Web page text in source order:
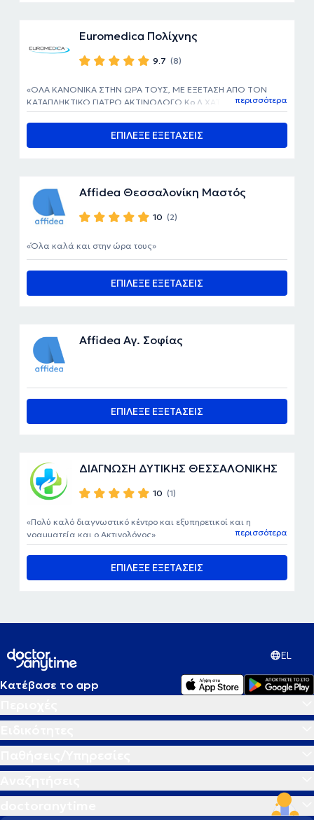
Euromedica Πολίχνης
9.7 (8)
ΕΠΙΛΕΞΕ ΕΞΕΤΑΣΕΙΣ
ΟΛΑ ΚΑΝΟΝΙΚΑ ΣΤΗΝ ΩΡΑ ΤΟΥΣ, ΜΕ ΕΞΕΤΑΣΗ ΑΠΟ ΤΟΝ
ΚΑΤΑΠΛΗΚΤΙΚΟ ΓΙΑΤΡΟ ΑΚΤΙΝΟΛΟΓΟ Κο Λ.ΧΑΤΧΗΓΕΩΡΓΙΟΥ,
ΑΝΘΡΩΠΙΝΟΣ, ΚΑΤΑΤΟΠΙΣΤΙΚΟΣ ΚΑΙ ΑΠΟΤΕΛΕΣΜΑΤΙΚΟΣ..
περισσότερα
Affidea Θεσσαλονίκη Μαστός
10 (2)
ΕΠΙΛΕΞΕ ΕΞΕΤΑΣΕΙΣ
Όλα καλά και στην ώρα τους
Affidea Αγ. Σοφίας
ΕΠΙΛΕΞΕ ΕΞΕΤΑΣΕΙΣ
ΔΙΑΓΝΩΣΗ ΔΥΤΙΚΗΣ ΘΕΣΣΑΛΟΝΙΚΗΣ
10 (1)
ΕΠΙΛΕΞΕ ΕΞΕΤΑΣΕΙΣ
Πολύ καλό διαγνωστικό κέντρο και εξυπηρετικοί και η
γραμματεία και ο Ακτινολόγος
περισσότερα
EL
Κατέβασε το app